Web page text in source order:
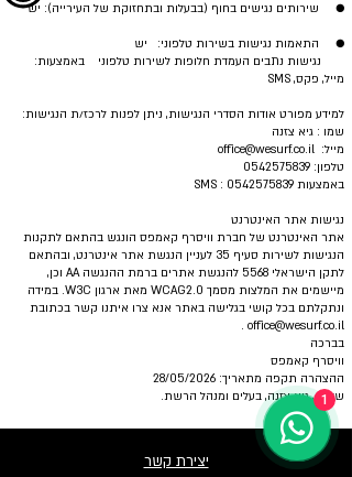
● שירותים נגישים בחוף (בבעלות ובתחזוקת של העירייה): יש
● התאמות נגישות בשירות טלפוני: יש
נגישות נתבים העמדת חלופות לשירות טלפוני באמצעות:
מייל, פקס, SMS
למידע מפורט אודות הסדרי הנגישות, ניתן לפנות לרכז/ת הנגישות:
שמו : גיא צזנה
מייל: office@wesurf.co.il
טלפון: 0542575839
באמצעות SMS : 0542575839
נגישות אתר האינטרנט
אתר האינטרנט של חברת וויסרף קאמפס הונגש בהתאם לתקנות
הנגישות לשירות סעיף 35 לעניין הנגשת אתר אינטרנט, ובהתאם
לתקן הישראלי 5568 להנגשת אתרים ברמת ההנגשה AA וכן,
מיישמים את המלצות מסמך WCAG2.0 מאת ארגון W3C. במידה
ונתקלתם בכל קושי בגלישה באתר אנא צרו איתנו קשר בכתובת
office@wesurf.co.il
.
בברכה
וויסרף קאמפס
ההצהרה תקפה מתאריך: 28/05/2026
שלכם, גיא צזנה, בעלים ומנהל הרשת.
יצירת קשר
1